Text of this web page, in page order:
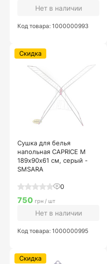
Нет в наличии
Код товара: 1000000993
Сушка для белья
напольная CAPRICE M
189х90х61 см, серый -
SMSARA
0
Скидка
750 грн / шт
Нет в наличии
Код товара: 1000000995
Скидка